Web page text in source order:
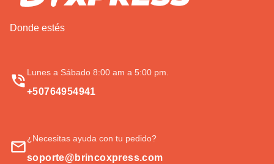
Donde estés
Lunes a Sábado 8:00 am a 5:00 pm.
+50764954941
¿Necesitas ayuda con tu pedido?
soporte@brincoxpress.com